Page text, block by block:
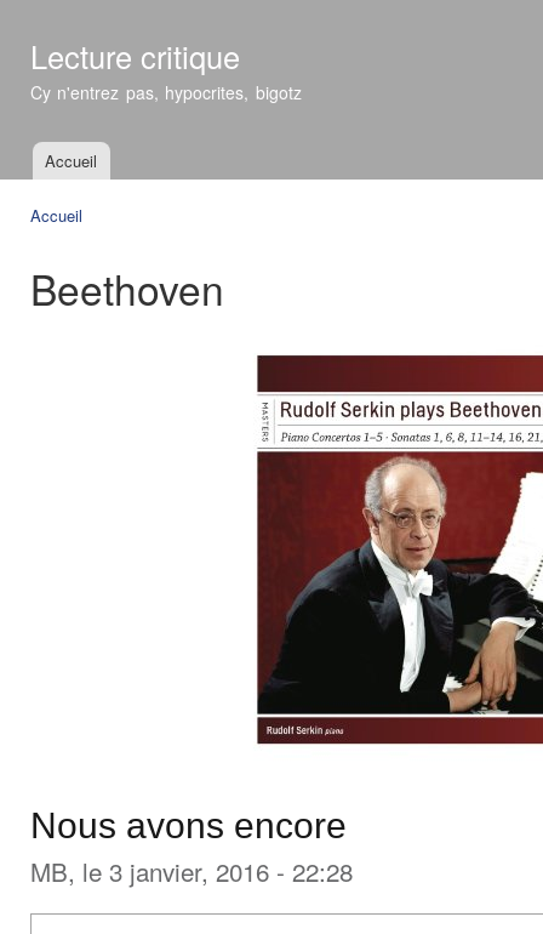
Lecture critique
Cy n'entrez pas, hypocrites, bigotz
Menu principal
Accueil
Accueil
Beethoven
Nous avons encore
MB, le 3 janvier, 2016 - 22:28